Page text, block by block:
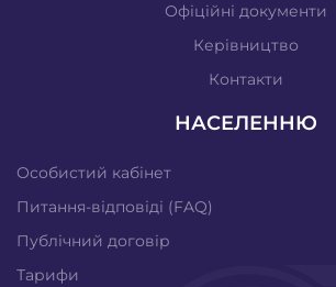
Офіційні документи
Керівництво
Контакти
НАСЕЛЕННЮ
Особистий кабінет
Питання-відповіді (FAQ)
Публічний договір
Тарифи